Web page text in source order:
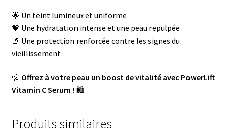
🌟 Un teint lumineux et uniforme
💖 Une hydratation intense et une peau repulpée
🔬 Une protection renforcée contre les signes du
vieillissement
💦 Offrez à votre peau un boost de vitalité avec PowerLift
Vitamin C Serum ! 🛍
Produits similaires